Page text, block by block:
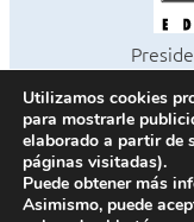
©2026
Todos
Paseo de Gracia,
Utilizamos cookies
para mostrarle
elaborado a partir de
páginas visitadas).
Puede obtener más
Asimismo, puede